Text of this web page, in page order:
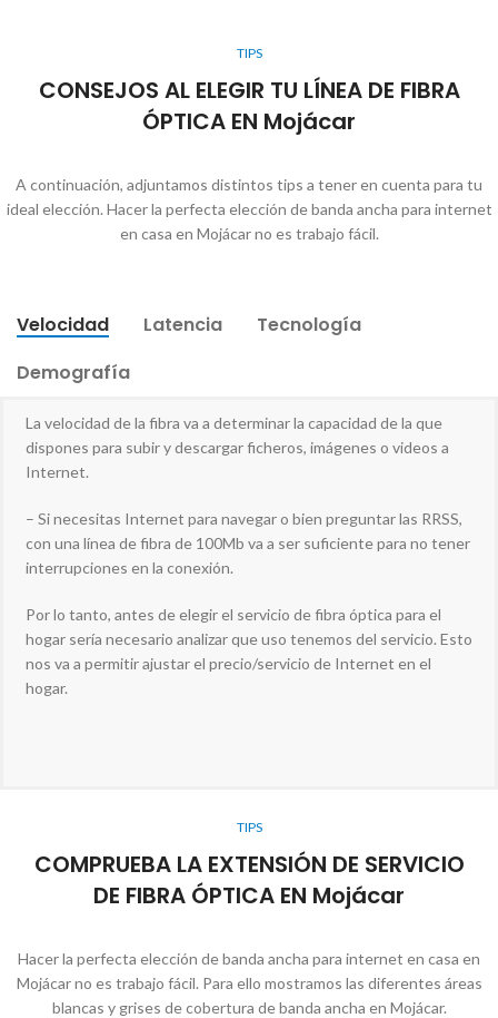
TIPS
CONSEJOS AL ELEGIR TU LÍNEA DE FIBRA
ÓPTICA EN Mojácar
A continuación, adjuntamos distintos tips a tener en cuenta para tu
ideal elección. Hacer la perfecta elección de banda ancha para internet
en casa en Mojácar no es trabajo fácil.
Velocidad Latencia
Tecnología
Demografía
La velocidad de la fibra va a determinar la capacidad de la que
dispones para subir y descargar ficheros, imágenes o videos a
Internet.
– Si necesitas Internet para navegar o bien preguntar las RRSS,
con una línea de fibra de 100Mb va a ser suficiente para no tener
interrupciones en la conexión.
Por lo tanto, antes de elegir el servicio de fibra óptica para el
hogar sería necesario analizar que uso tenemos del servicio. Esto
nos va a permitir ajustar el precio/servicio de Internet en el
hogar.
TIPS
COMPRUEBA LA EXTENSIÓN DE SERVICIO
DE FIBRA ÓPTICA EN Mojácar
Hacer la perfecta elección de banda ancha para internet en casa en
Mojácar no es trabajo fácil. Para ello mostramos las diferentes áreas
blancas y grises de cobertura de banda ancha en Mojácar.